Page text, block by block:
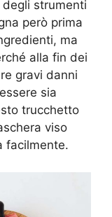
strumenti
però prima
ma
alla fin dei
gravi danni
sia
trucchetto
viso
facilmente.